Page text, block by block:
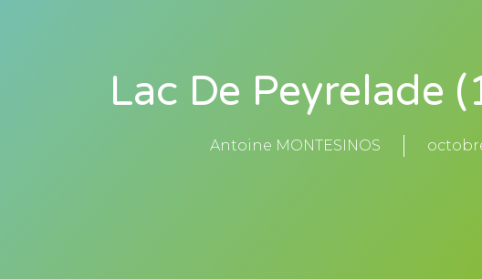
Lac De Peyrelade
Antoine MONTESINOS